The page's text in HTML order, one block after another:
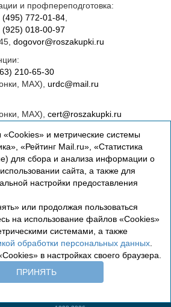
и профпереподготовка:
(495) 772-01-84,
(925) 018-00-97
dogovor@roszakupki.ru
210-65-30
MAX), urdc@mail.ru
MAX), cert@roszakupki.ru
и руководство:
Сертификация
персональных данных
и метрические системы
«Рейтинг Mail.ru», «Статистика
для сбора и анализа информации о
сайта, а также для
настройки предоставления
или продолжая пользоваться
на использование файлов «Cookies»
системами, а также
обработки персональных данных
в настройках своего браузера.
ПРИНЯТЬ